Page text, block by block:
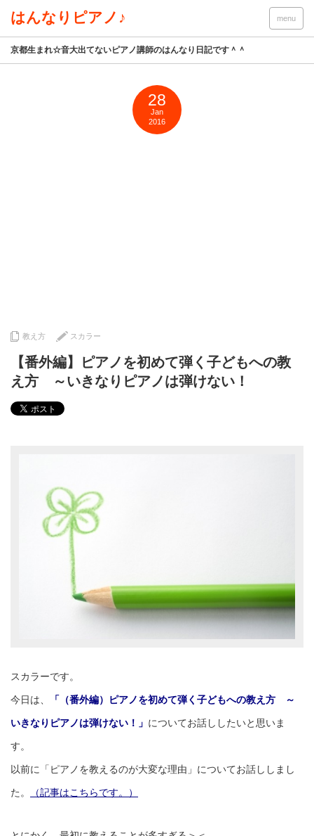
はんなりピアノ♪ menu
京都生まれ☆音大出てないピアノ講師のはんなり日記です＾＾
28
Jan
2016
教え方 スカラー
【番外編】ピアノを初めて弾く子どもへの教
え方 ～いきなりピアノは弾けない！
スカラーです。
今日は、 「（番外編）ピアノを初めて弾く子どもへの教え方 ～
いきなりピアノは弾けない！」 についてお話ししたいと思いま
す。
以前に「ピアノを教えるのが大変な理由」についてお話ししまし
た。 （記事はこちらです。）